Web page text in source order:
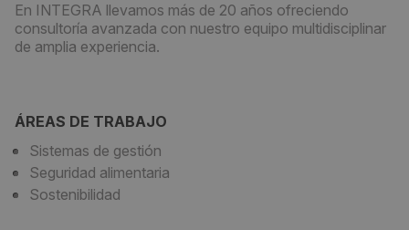
En INTEGRA llevamos más de 20 años ofreciendo
consultoría avanzada con nuestro equipo multidisciplinar
de amplia experiencia.
ÁREAS DE TRABAJO
Sistemas de gestión
Seguridad alimentaria
Sostenibilidad